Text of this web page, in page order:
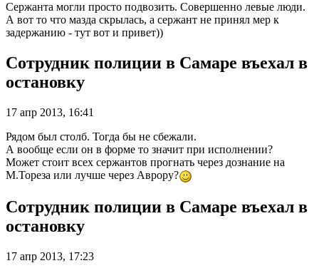
Сержанта могли просто подвозить. Совершенно левые люди.
А вот то что мазда скрылась, а сержант не принял мер к
задержанию - тут вот и привет))
Сотрудник полиции в Самаре въехал в
остановку
17 апр 2013, 16:41
Рядом был столб. Тогда бы не сбежали.
А вообще если он в форме то значит при исполнении?
Может стоит всех сержантов прогнать через дознание на
М.Тореза или лучше через Аврору?
Сотрудник полиции в Самаре въехал в
остановку
17 апр 2013, 17:23